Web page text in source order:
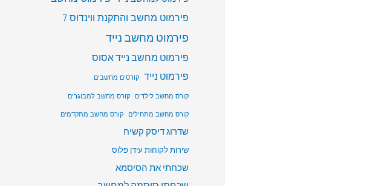
פירמוט מחשב והתקנת ווינדוס 7
פירמוט מחשב נייד
פירמוט מחשב נייד אסוס
פירמוט נייד קורסים מחשבים
קורס מחשב לילדים קורס מחשב למבוגרים
קורס מחשב מתחילים קורס מחשב מתקדמים
שדרוג דיסק קשיח
שירות לקוחות עידן פלוס
שכחתי את הסיסמא